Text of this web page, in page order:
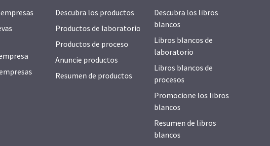
Descubra los productos
Productos de laboratorio
Productos de proceso
Anuncie productos
Resumen de productos
Descubra los libros
blancos
Libros blancos de
laboratorio
Libros blancos de
procesos
Promocione los libros
blancos
Resumen de libros
blancos